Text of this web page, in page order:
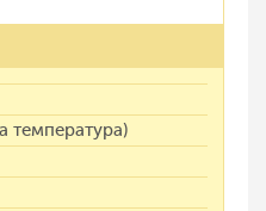
температура)